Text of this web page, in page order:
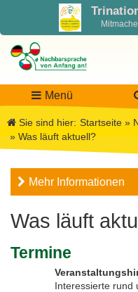
Menü
Sie sind hier: Startseite »
» Was läuft aktuell?
Mehr Informationen
Was läuft
Termine
Interessierte rund